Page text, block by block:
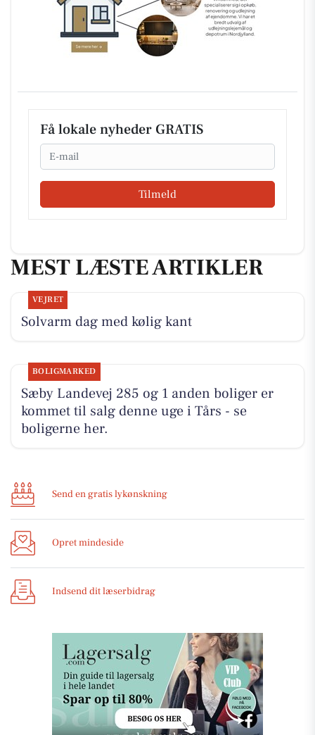
Få lokale nyheder GRATIS
Email
Tilmeld
MEST LÆSTE ARTIKLER
VEJRET
Solvarm dag med kølig kant
BOLIGMARKED
Sæby Landevej 285 og 1 anden boliger er
kommet til salg denne uge i Tårs - se
boligerne her.
Send en gratis lykønskning
Opret mindeside
Indsend dit læserbidrag